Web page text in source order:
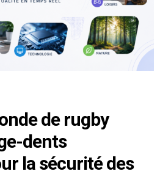
de rugby
dents
la sécurité des